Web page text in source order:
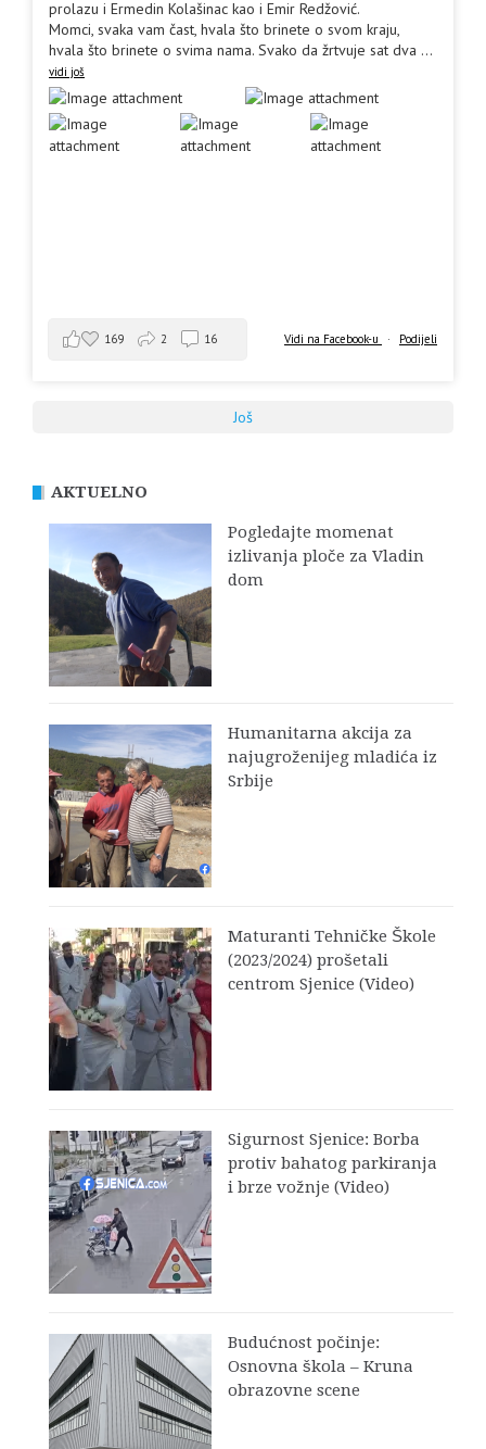
prolazu i Ermedin Kolašinac kao i Emir Redžović.
Momci, svaka vam čast, hvala što brinete o svom kraju,
hvala što brinete o svima nama. Svako da žrtvuje sat dva ...
vidi još
Vidi na Facebook-u · Podijeli
169 2 16
Još
AKTUELNO
Pogledajte momenat
izlivanja ploče za Vladin
dom
Humanitarna akcija za
najugroženijeg mladića iz
Srbije
Maturanti Tehničke Škole
(2023/2024) prošetali
centrom Sjenice (Video)
Sigurnost Sjenice: Borba
protiv bahatog parkiranja
i brze vožnje (Video)
Budućnost počinje:
Osnovna škola – Kruna
obrazovne scene